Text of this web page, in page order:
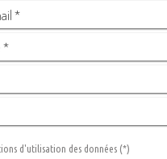
d'utilisation des données (*)